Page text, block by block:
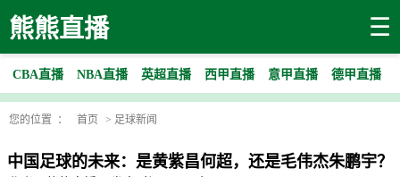
熊熊直播 ☰
CBA直播 NBA直播 英超直播 西甲直播 意甲直播 德甲直播
您的位置 ： 首页 > 足球新闻
中国足球的未来：是黄紫昌何超，还是毛伟杰朱鹏宇？